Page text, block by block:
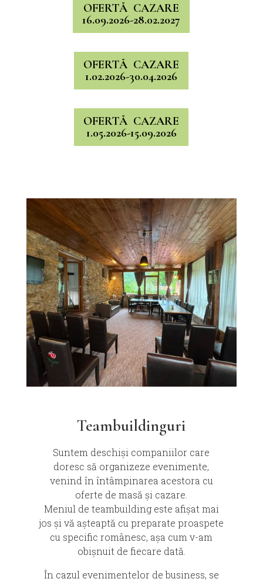
OFERTĂ CAZARE
16.09.2026-28.02.2027
OFERTĂ CAZARE
1.02.2026-30.04.2026
OFERTĂ CAZARE
1.05.2026-15.09.2026
Teambuildinguri
Suntem deschiși companiilor care
doresc să organizeze evenimente,
venind în întâmpinarea acestora cu
oferte de masă și cazare.
Meniul de teambuilding este afișat mai
jos și vă așteaptă cu preparate proaspete
cu specific românesc, așa cum v-am
obișnuit de fiecare dată.
În cazul evenimentelor de business, se